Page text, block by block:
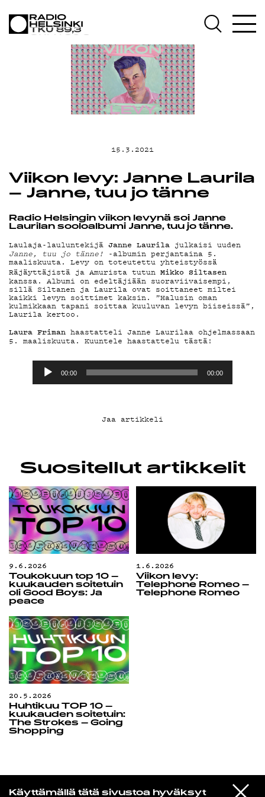
Käyttämällä tätä sivustoa hyväksyt
VIESTI
STUDIOON
Glen Hansard
AJANKOHTAISTA
OHJELMAT
TEKIJÄT
ON-DEMAND
PODCAST
MAINOSTA
YHTEYSTIEDOT
G LIVELAB
YSTÄVÄKLUBI
TIETOSUOJA
15.3.2021
Viikon levy: Janne Laurila
– Janne, tuu jo tänne
Radio Helsingin viikon levynä soi Janne
Laurilan sooloalbumi Janne, tuu jo tänne.
Laulaja-lauluntekijä Janne Laurila julkaisi uuden
Janne, tuu jo tänne! -albumin perjantaina 5.
maaliskuuta. Levy on toteutettu yhteistyössä
Räjäyttäjistä ja Amurista tutun Mikko Siltasen
kanssa. Albumi on edeltäjiään suoraviivaisempi,
sillä Siltanen ja Laurila ovat soittaneet miltei
kaikki levyn soittimet kaksin. ”Halusin oman
kulmikkaan tapani soittaa kuuluvan levyn biiseissä”,
Laurila kertoo.
Laura Friman haastatteli Janne Laurilaa ohjelmassaan
5. maaliskuuta. Kuuntele haastattelu tästä!
Äänitoistin
00:00 00:00
Jaa artikkeli
Suositellut artikkelit
9.6.2026
Toukokuun top 10 –
kuukauden soitetuin
oli Good Boys: Ja
peace
1.6.2026
Viikon levy:
Telephone Romeo –
Telephone Romeo
20.5.2026
Huhtikuu TOP 10 –
kuukauden soitetuin:
The Strokes – Going
Shopping